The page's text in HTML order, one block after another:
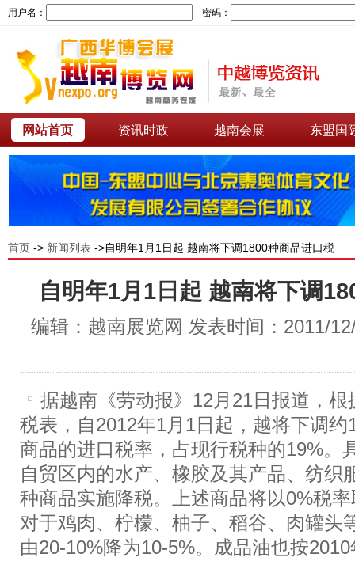
用户名： 密码：
网站首页 资讯时政 越南会展 东盟国
首页 -> 新闻列表 ->自明年1月1日起 越南将下调1800种商品进口税
自明年1月1日起 越南将下调
编辑：越南展览网 发表时间：2011/
据越南《劳动报》12月21日报道，
税表，自2012年1月1日起，越将下调
商品的进口税率，占现行税种的19%。
自贸区内的水产、橡胶及其产品、纺织
种商品实施降税。上述商品将以0%税
对于鸡肉、柠檬、柚子、稻谷、肉罐头
由20-10%降为10-5%。成品油也按